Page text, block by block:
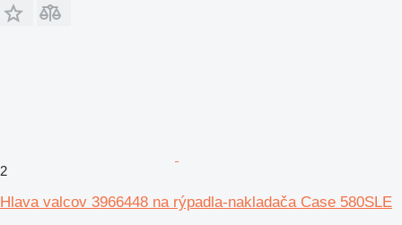
2
Hlava valcov 3966448 na rýpadla-nakladača Case 580SLE